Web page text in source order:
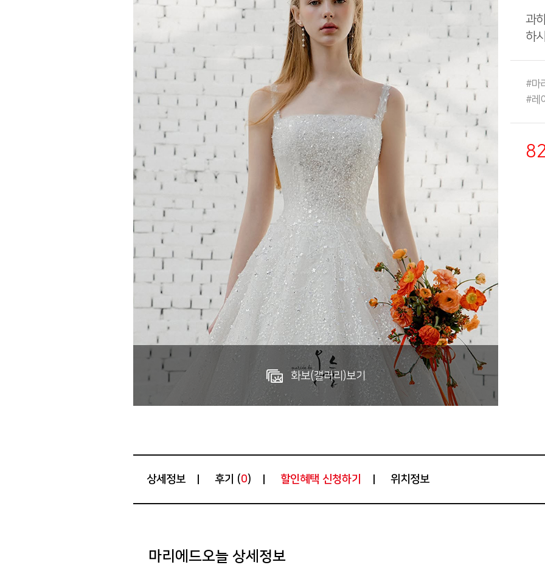
화보(갤러리)보기
과
하
#마
#레
상세정보 후기 (0) 할인혜택 신청하기 위치정보
마리에드오늘 상세정보